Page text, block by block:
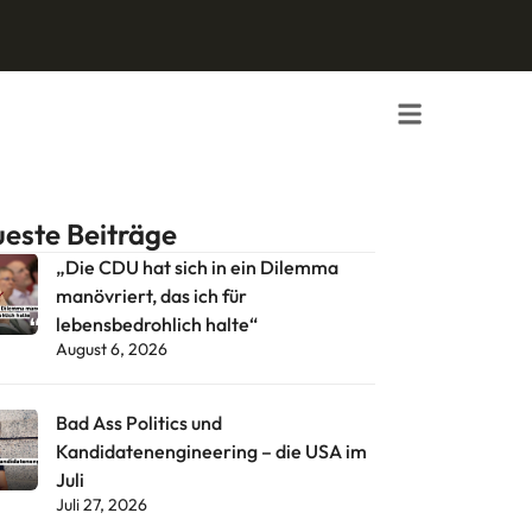
Beiträge
„Die CDU hat sich in ein Dilemma
manövriert, das ich für
lebensbedrohlich halte“
August 6, 2026
Bad Ass Politics und
Kandidatenengineering – die USA im
Juli
Juli 27, 2026